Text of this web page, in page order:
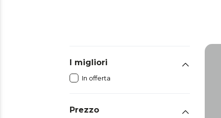
I migliori
In offerta
Prezzo